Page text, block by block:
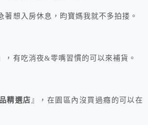
著想入房休息，昀寶媽我就不多拍搂。
，有吃消夜&零嘴習慣的可以來補貨。
精選店』，在園區內沒買過癮的可以在